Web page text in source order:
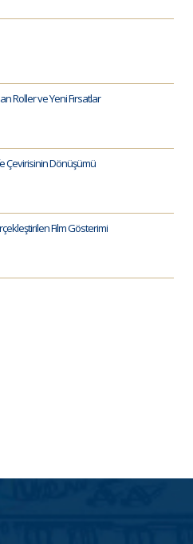
Roller ve Yeni Fırsatlar
Çevirisinin Dönüşümü
Film Gösterimi